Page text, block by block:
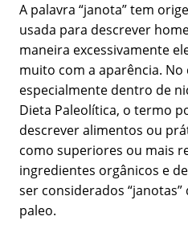
A palavra “janota” tem
usada para descrever
maneira excessivamente
muito com a aparência.
especialmente dentro de
Dieta Paleolítica, o termo
descrever alimentos ou
como superiores ou mais
ingredientes orgânicos e
ser considerados
paleo.